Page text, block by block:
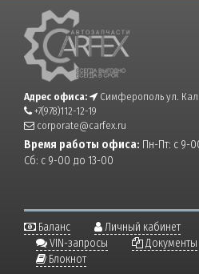
Адрес офиса:
Симферополь ул.
+7(978)112-12-19
corporate@carfex.ru
Время работы офиса: Пн-Пт: с 9-
Сб: с 9-00 до 13-00
Баланс Личный кабинет
VIN-запросы
Документы
Блокнот